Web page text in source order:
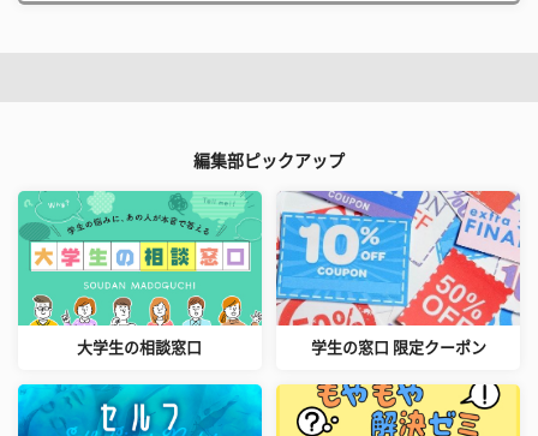
編集部ピックアップ
大学生の相談窓口 学生の窓口 限定クーポン